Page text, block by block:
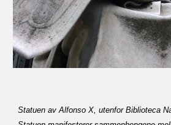
Statuen av Alfonso X, utenfor Biblioteca